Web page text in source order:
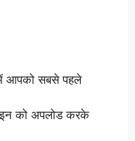
आपको सबसे पहले
को अपलोड करके